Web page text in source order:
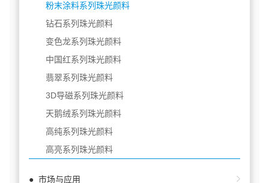
粉末涂料系列珠光颜料
钻石系列珠光颜料
变色龙系列珠光颜料
中国红系列珠光颜料
翡翠系列珠光颜料
3D导磁系列珠光颜料
天鹅绒系列珠光颜料
高纯系列珠光颜料
高亮系列珠光颜料
● 市场与应用